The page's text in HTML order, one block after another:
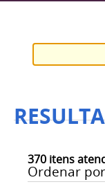
370 itens
Ordenar por